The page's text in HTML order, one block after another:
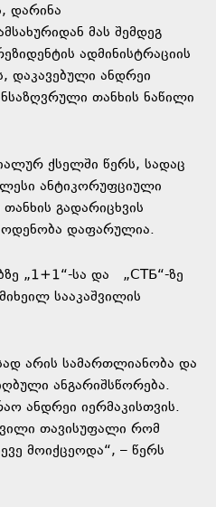
დარინა
მას შემდეგ
ადმინისტრაციის
დაკავებული ანდრეი
თანხის ნაწილი
ქსელში წერს, სადაც
ანტიკორუფციული
გადარიცხვის
ოდენობა დაფარულია.
„1+1“-სა და „СТБ“-ზე
სააკაშვილის
არის სამართლიანობა და
ანგარიშსწორება.
ანდრეი იერმაკისთვის.
თავისუფალი რომ
მოიქცეოდა“, – წერს